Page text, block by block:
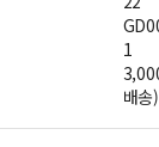
1
배송)